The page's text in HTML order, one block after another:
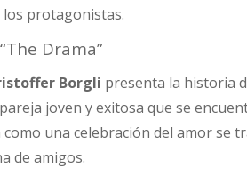
los protagonistas.
Drama”
Borgli presenta la historia
joven y exitosa que se
como una celebración del amor se
de amigos.